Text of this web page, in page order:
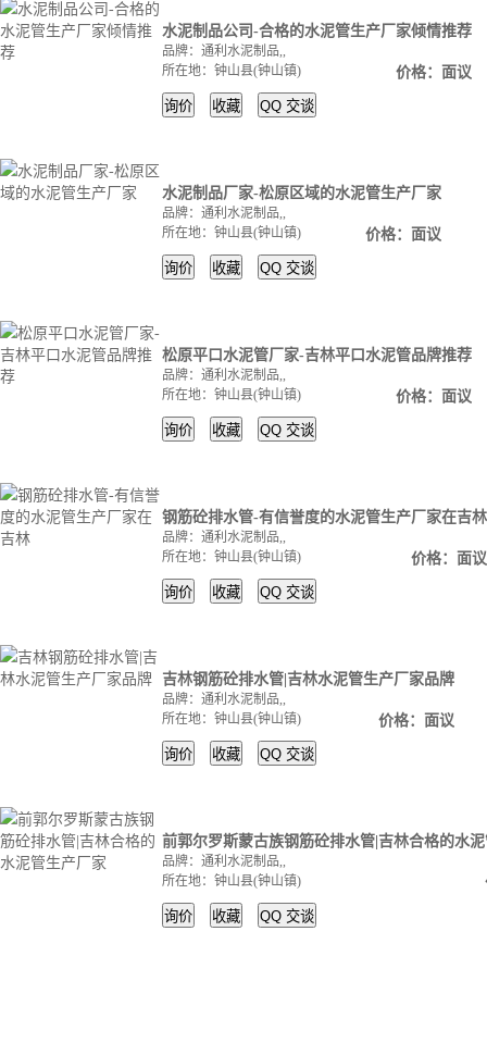
水泥制品公司-合格的水泥管生产厂家倾情推荐
品牌：通利水泥制品,,
所在地：钟山县(钟山镇)
价格：面议
询价 收藏 QQ 交谈
水泥制品厂家-松原区域的水泥管生产厂家
品牌：通利水泥制品,,
所在地：钟山县(钟山镇)
价格：面议
询价 收藏 QQ 交谈
松原平口水泥管厂家-吉林平口水泥管品牌推荐
品牌：通利水泥制品,,
所在地：钟山县(钟山镇)
价格：面议
询价 收藏 QQ 交谈
钢筋砼排水管-有信誉度的水泥管生产厂家在吉林
品牌：通利水泥制品,,
所在地：钟山县(钟山镇)
价格：面议
询价 收藏 QQ 交谈
吉林钢筋砼排水管|吉林水泥管生产厂家品牌
品牌：通利水泥制品,,
所在地：钟山县(钟山镇)
价格：面议
询价 收藏 QQ 交谈
前郭尔罗斯蒙古族钢筋砼排水管|吉林合格的水
品牌：通利水泥制品,,
所在地：钟山县(钟山镇)
询价 收藏 QQ 交谈